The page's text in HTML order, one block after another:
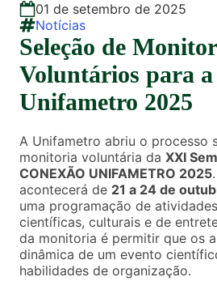
01 de setembro de 2025
Notícias
Seleção de
Voluntários para a
Unifametro 2025
A Unifametro abriu o processo
monitoria voluntária da XXI
CONEXÃO UNIFAMETRO 2025
acontecerá de 21 a 24 de
uma programação de
científicas, culturais e de
da monitoria é permitir que os
dinâmica de um evento
habilidades de organização.